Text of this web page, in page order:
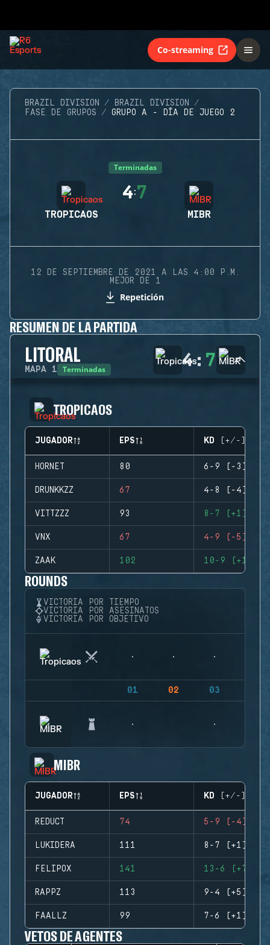
Co-streaming
BRAZIL DIVISION
BRAZIL DIVISION
FASE DE GRUPOS
GRUPO A - DÍA DE JUEGO 2
Terminadas
TROPICAOS
4:7
MIBR
12 DE SEPTIEMBRE DE 2021 A LAS 4:00 P.M.
MEJOR DE 1
Repetición
RESUMEN DE LA PARTIDA
LITORAL
MAPA 1 Terminadas 4: 7
TROPICAOS
JUGADOR EPS KD (+/-)
HORNET 80 6-9 (-3)
DRUNKKZZ 67 4-8 (-4)
VITTZZZ 93 8-7 (+1)
VNX 67 4-9 (-5)
ZAAK 102 10-9 (+1)
ROUNDS
VICTORIA POR TIEMPO
VICTORIA POR ASESINATOS
VICTORIA POR OBJETIVO
01 02 03
MIBR
JUGADOR EPS KD (+/-)
REDUCT 74 5-9 (-4)
LUKIDERA 111 8-7 (+1)
FELIPOX 141 13-6 (+7)
RAPPZ 113 9-4 (+5)
FAALLZ 99 7-6 (+1)
VETOS DE AGENTES